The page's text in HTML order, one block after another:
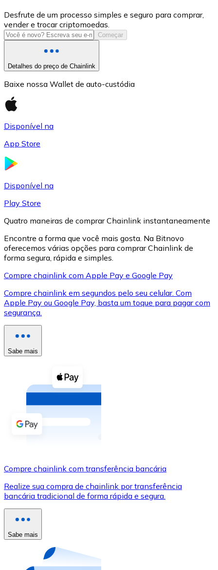
USD Coin
USDC
XRP
XRP
Ver tudo
Cupons cripto
Compre criptomoedas com dinheiro e outros
Comprar com dinheiro
Transferência SEPA
Use cartões Visa e Mastercard para comprar
Comprar com cartão
Compre cartões-presente das suas marcas favoritas
Desfrute de um processo simples e seguro para comprar,
vender e trocar criptomoedas.
Começar
Detalhes do preço de Chainlink
Baixe nossa Wallet de auto-custódia
Disponível na
App Store
Disponível na
Play Store
Quatro maneiras de comprar Chainlink instantaneamente
Encontre a forma que você mais gosta. Na Bitnovo
oferecemos várias opções para comprar Chainlink de
forma segura, rápida e simples.
Compre chainlink com Apple Pay e Google Pay
Compre chainlink em segundos pelo seu celular. Com
Apple Pay ou Google Pay, basta um toque para pagar com
segurança.
Sabe mais
Compre chainlink com transferência bancária
Realize sua compra de chainlink por transferência
bancária tradicional de forma rápida e segura.
Sabe mais